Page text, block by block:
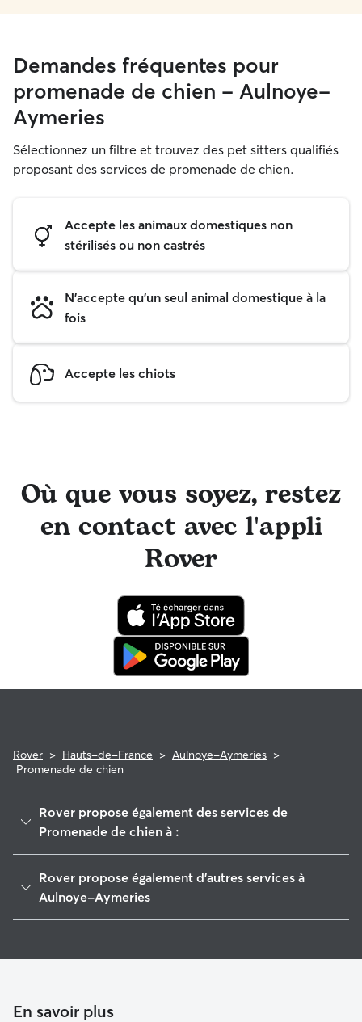
Demandes fréquentes pour
promenade de chien - Aulnoye-
Aymeries
Sélectionnez un filtre et trouvez des pet sitters qualifiés
proposant des services de promenade de chien.
Accepte les animaux domestiques non
stérilisés ou non castrés
N'accepte qu'un seul animal domestique à la
fois
Accepte les chiots
Où que vous soyez, restez
en contact avec l'appli
Rover
Rover > Hauts-de-France > Aulnoye-Aymeries >
Promenade de chien
Rover propose également des services de
Promenade de chien à :
Avesnes-sur-Helpe
Cartignies
Marly
Rover propose également d'autres services à
Aulnoye-Aymeries
Garderie pour chien à Aulnoye-Aymeries
En savoir plus